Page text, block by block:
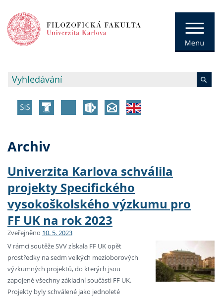
Archiv
Univerzita Karlova schválila
projekty Specifického
vysokoškolského výzkumu pro
FF UK na rok 2023
Zveřejněno 10. 5. 2023
V rámci soutěže SVV získala FF UK opět
prostředky na sedm velkých mezioborových
výzkumných projektů, do kterých jsou
zapojené všechny základní součásti FF UK.
Projekty byly schválené jako jednoleté